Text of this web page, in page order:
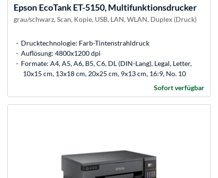
Epson EcoTank ET-5150, Multifunktionsdrucker
grau/schwarz, Scan, Kopie, USB, LAN, WLAN, Duplex (Druck)
Drucktechnologie: Farb-Tintenstrahldruck
Auflösung: 4800x1200 dpi
Formate: A4, A5, A6, B5, C6, DL (DIN-Lang), Legal, Letter,
10x15 cm, 13x18 cm, 20x25 cm, 9x13 cm, 16:9, No. 10
Sofort verfügbar